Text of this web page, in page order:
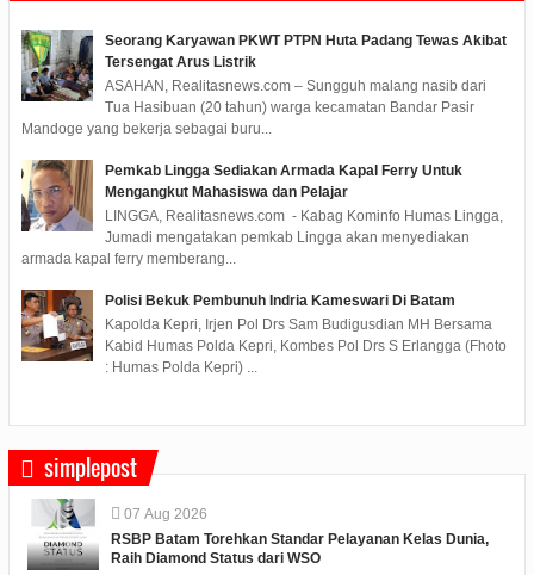
Seorang Karyawan PKWT PTPN Huta Padang Tewas Akibat
Tersengat Arus Listrik
ASAHAN, Realitasnews.com – Sungguh malang nasib dari
Tua Hasibuan (20 tahun) warga kecamatan Bandar Pasir
Mandoge yang bekerja sebagai buru...
Pemkab Lingga Sediakan Armada Kapal Ferry Untuk
Mengangkut Mahasiswa dan Pelajar
LINGGA, Realitasnews.com - Kabag Kominfo Humas Lingga,
Jumadi mengatakan pemkab Lingga akan menyediakan
armada kapal ferry memberang...
Polisi Bekuk Pembunuh Indria Kameswari Di Batam
Kapolda Kepri, Irjen Pol Drs Sam Budigusdian MH Bersama
Kabid Humas Polda Kepri, Kombes Pol Drs S Erlangga (Fhoto
: Humas Polda Kepri) ...
simplepost
07 Aug 2026
RSBP Batam Torehkan Standar Pelayanan Kelas Dunia,
Raih Diamond Status dari WSO